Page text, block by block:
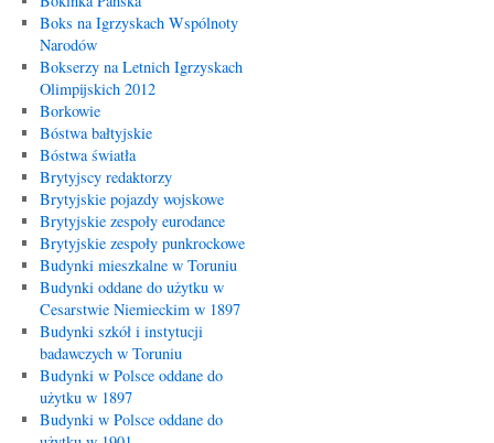
Boks na Igrzyskach Wspólnoty
Narodów
Bokserzy na Letnich Igrzyskach
Olimpijskich 2012
Borkowie
Bóstwa bałtyjskie
Bóstwa światła
Brytyjscy redaktorzy
Brytyjskie pojazdy wojskowe
Brytyjskie zespoły eurodance
Brytyjskie zespoły punkrockowe
Budynki mieszkalne w Toruniu
Budynki oddane do użytku w
Cesarstwie Niemieckim w 1897
Budynki szkół i instytucji
badawczych w Toruniu
Budynki w Polsce oddane do
użytku w 1897
Budynki w Polsce oddane do